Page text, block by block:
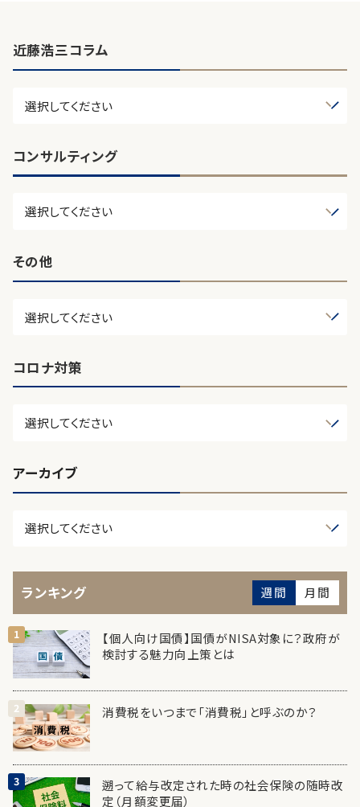
近藤浩三コラム
コンサルティング
その他
コロナ対策
アーカイブ
ランキング 週間 月間
【個人向け国債】国債がNISA対象に？政府が
検討する魅力向上策とは
消費税をいつまで「消費税」と呼ぶのか？
遡って給与改定された時の社会保険の随時改
定（月額変更届）